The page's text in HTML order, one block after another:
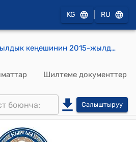
KG RU
Кабак айылдык кеңешинин 2015-жылдын 05-мартындагы №26-12-7 "Кабак айыл аймагынын айылдык Кеңешинин токтомдорун мамлекеттик тилде гана кабыл алуу жөнүндө" токтому
Шилтеме документтер
Салыштыруу